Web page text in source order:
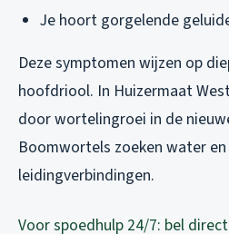
Je hoort gorgelende
Deze symptomen wijzen op
hoofdriool. In Huizermaat
door wortelingroei in de
Boomwortels zoeken water
leidingverbindingen.
Voor spoedhulp 24/7: bel